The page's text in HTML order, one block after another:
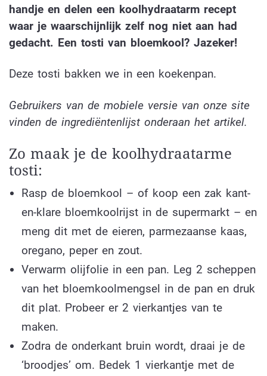
handje en delen een koolhydraatarm recept
waar je waarschijnlijk zelf nog niet aan had
gedacht. Een tosti van bloemkool? Jazeker!
Deze tosti bakken we in een koekenpan.
Gebruikers van de mobiele versie van onze site
vinden de ingrediëntenlijst onderaan het artikel.
Zo maak je de koolhydraatarme
tosti:
Rasp de bloemkool – of koop een zak kant-
en-klare bloemkoolrijst in de supermarkt – en
meng dit met de eieren, parmezaanse kaas,
oregano, peper en zout.
Verwarm olijfolie in een pan. Leg 2 scheppen
van het bloemkoolmengsel in de pan en druk
dit plat. Probeer er 2 vierkantjes van te
maken.
Zodra de onderkant bruin wordt, draai je de
‘broodjes’ om. Bedek 1 vierkantje met de